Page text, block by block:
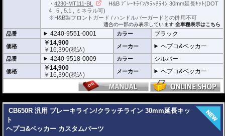
・4230-MT111-BL
H&B ﾌﾞﾚｰｷﾗｲﾝ/ｸﾗｯﾁﾗｲﾝ 30mm延長ｷｯﾄ(DOT
4 , 5 , 5.1 , ミネラル可)
※H&B製フロントガード / ハンドルバーガードとの併用不可
適合の一部のみ表示しています全車種表示はこちら
品番 4240-9551-0001 カラー ブラック
価格
￥14,900
￥ 16,390(税込) メーカー ヘプコ&ベッカー
品番 4240-9518-0009 カラー シルバー
価格
￥14,900
￥ 16,390(税込) メーカー ヘプコ&ベッカー
CB650R 汎用 ブレーキライン/クラッチライン 30mm延長キッ
ト
ヘプコ&ベッカー カスタムパーツ